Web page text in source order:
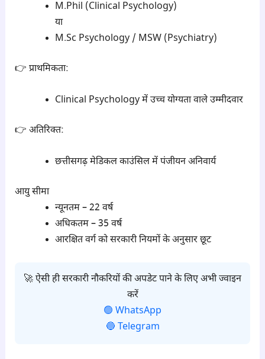
M.Phil (Clinical Psychology)
या
M.Sc Psychology / MSW (Psychiatry)
👉 प्राथमिकता:
Clinical Psychology में उच्च योग्यता वाले उम्मीदवार
👉 अतिरिक्त:
छत्तीसगढ़ मेडिकल काउंसिल में पंजीयन अनिवार्य
आयु सीमा
न्यूनतम – 22 वर्ष
अधिकतम – 35 वर्ष
आरक्षित वर्ग को सरकारी नियमों के अनुसार छूट
🚀 ऐसी ही सरकारी नौकरियों की अपडेट पाने के लिए अभी ज्वाइन
करें
🟢 WhatsApp
🔵 Telegram